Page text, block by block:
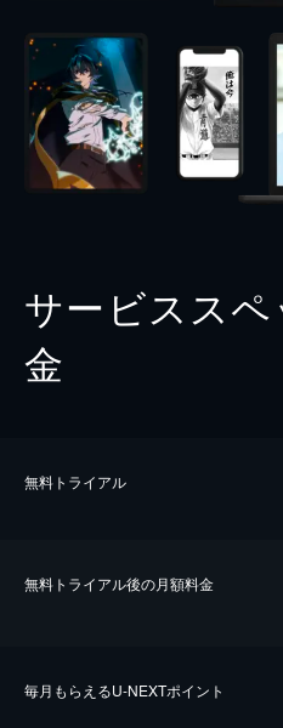
サービスス
金
無料トライアル
無料トライアル後の⽉額料金
毎⽉もらえるU-NEXTポイント